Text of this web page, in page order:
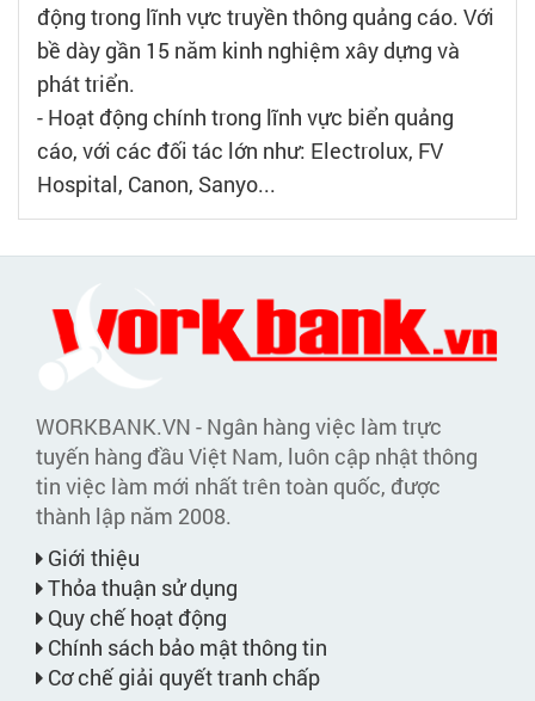
động trong lĩnh vực truyền thông quảng cáo. Với
bề dày gần 15 năm kinh nghiệm xây dựng và
phát triển.
- Hoạt động chính trong lĩnh vực biển quảng
cáo, với các đối tác lớn như: Electrolux, FV
Hospital, Canon, Sanyo...
WORKBANK.VN - Ngân hàng việc làm trực
tuyến hàng đầu Việt Nam, luôn cập nhật thông
tin việc làm mới nhất trên toàn quốc, được
thành lập năm 2008.
Giới thiệu
Thỏa thuận sử dụng
Quy chế hoạt động
Chính sách bảo mật thông tin
Cơ chế giải quyết tranh chấp